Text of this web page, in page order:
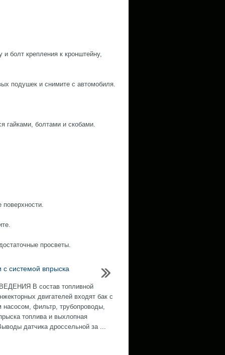
и болт крепления к кронштейну,
подушек и снимите с автомобиля.
гайками, болтами и скобами.
поверхности.
просветы.
с системой впрыска
В состав топливной
двигателей входят бак с
насосом, фильтр, трубопроводы,
топлива и выхлопная
датчика дроссельной за ...